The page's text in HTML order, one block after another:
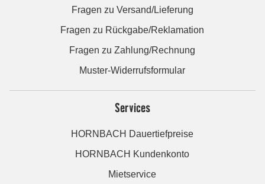
Fragen zu Versand/Lieferung
Fragen zu Rückgabe/Reklamation
Fragen zu Zahlung/Rechnung
Muster-Widerrufsformular
Services
HORNBACH Dauertiefpreise
HORNBACH Kundenkonto
Mietservice